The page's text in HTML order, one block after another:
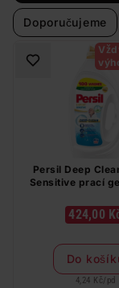
Doporučujeme
Persil Deep
Sensitive prací
424,00
Do
4,24 Kč/ pd